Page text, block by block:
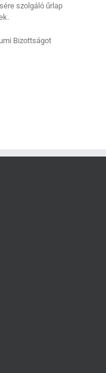
szolgáló űrlap
Bizottságot